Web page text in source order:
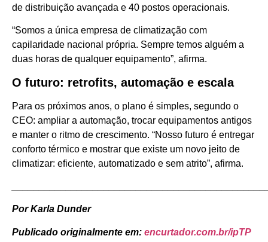
de distribuição avançada e 40 postos operacionais.
“Somos a única empresa de climatização com
capilaridade nacional própria. Sempre temos alguém a
duas horas de qualquer equipamento”, afirma.
O futuro: retrofits, automação e escala
Para os próximos anos, o plano é simples, segundo o
CEO: ampliar a automação, trocar equipamentos antigos
e manter o ritmo de crescimento. “Nosso futuro é entregar
conforto térmico e mostrar que existe um novo jeito de
climatizar: eficiente, automatizado e sem atrito”, afirma.
Por Karla Dunder
Publicado originalmente em: encurtador.com.br/ipTP